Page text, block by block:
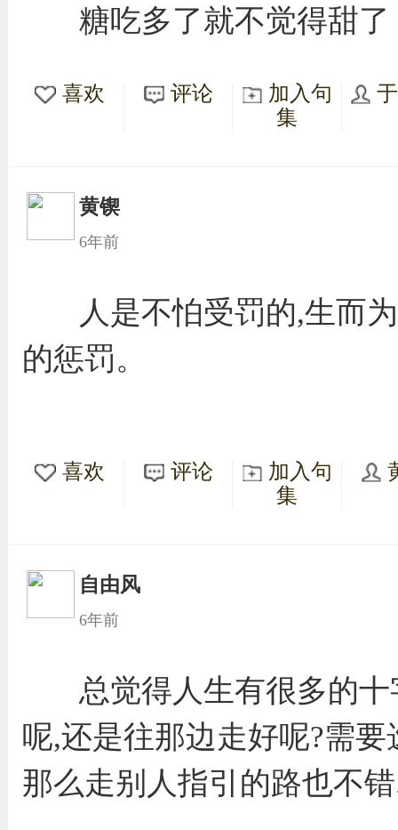
糖吃多了就不觉得甜了
喜欢 评论
加入句
集
黄锲
6年前
人是不怕受罚的,生而
的惩罚。
喜欢 评论
加入句
集
自由风
6年前
总觉得人生有很多的
呢,还是往那边走好呢?需
那么走别人指引的路也不